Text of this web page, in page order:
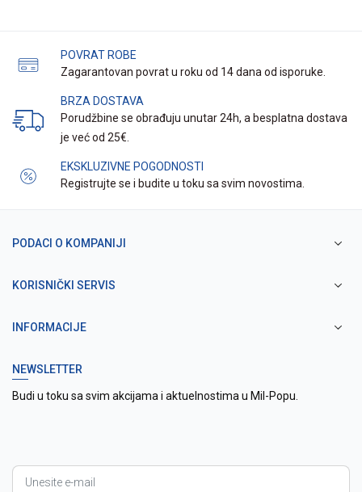
POVRAT ROBE
Zagarantovan povrat u roku od 14 dana od isporuke.
BRZA DOSTAVA
Porudžbine se obrađuju unutar 24h, a besplatna dostava
je već od 25€.
EKSKLUZIVNE POGODNOSTI
Registrujte se i budite u toku sa svim novostima.
PODACI O KOMPANIJI
KORISNIČKI SERVIS
INFORMACIJE
NEWSLETTER
Budi u toku sa svim akcijama i aktuelnostima u Mil-Popu.